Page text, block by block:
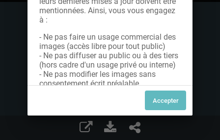
mentionnées. Ainsi, vous vous engagez
à :
- Ne pas faire un usage commercial des
images (accès libre pour tout public)
- Ne pas diffuser au public ou à des tiers
(hors cadre d'un usage privé ou interne)
- Ne pas modifier les images sans
consentement écrit préalable
Dans le cas contraire, nous vous invitons
à nous contacter afin de solliciter le type
de Licence souhaitée parmi celles
proposées et le cas échéant, acquitter